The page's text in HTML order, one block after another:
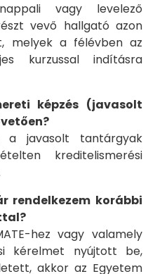
vagy levelező
vevő hallgató azon
melyek a félévben az
kurzussal indításra
képzés (javasolt
a javasolt tantárgyak
kreditelismerési
rendelkezem korábbi
hez vagy valamely
kérelmet nyújtott be,
akkor az Egyetem